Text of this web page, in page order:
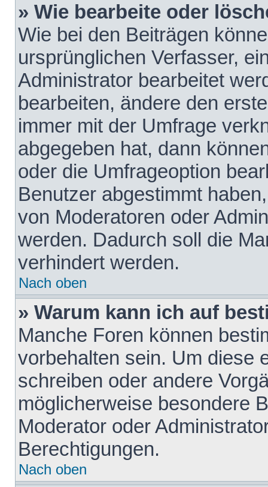
» Wie bearbeite oder
Wie bei den Beiträgen
ursprünglichen Verfasser,
Administrator bearbeitet
bearbeiten, ändere den
immer mit der Umfrage
abgegeben hat, dann
oder die Umfrageoption
Benutzer abgestimmt
von Moderatoren oder
werden. Dadurch soll die
verhindert werden.
Nach oben
» Warum kann ich auf
Manche Foren können
vorbehalten sein. Um diese
schreiben oder andere
möglicherweise besondere
Moderator oder
Berechtigungen.
Nach oben